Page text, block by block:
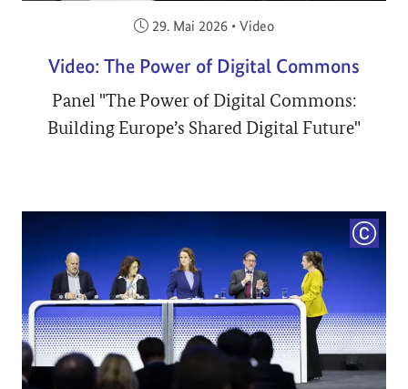
Veröffentlicht am:
29. Mai 2026 • Video
Video: The Power of Digital Commons
Panel "The Power of Digital Commons:
Building Europe’s Shared Digital Future"